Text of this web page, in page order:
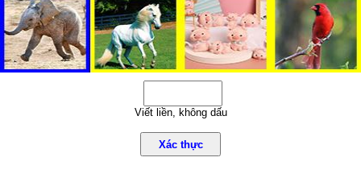
Viết liền, không dấu
Xác thực